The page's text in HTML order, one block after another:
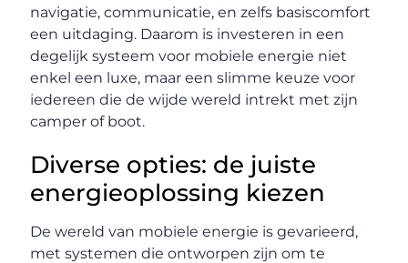
navigatie, communicatie, en zelfs basiscomfort
een uitdaging. Daarom is investeren in een
degelijk systeem voor mobiele energie niet
enkel een luxe, maar een slimme keuze voor
iedereen die de wijde wereld intrekt met zijn
camper of boot.
Diverse opties: de juiste
energieoplossing kiezen
De wereld van mobiele energie is gevarieerd,
met systemen die ontworpen zijn om te